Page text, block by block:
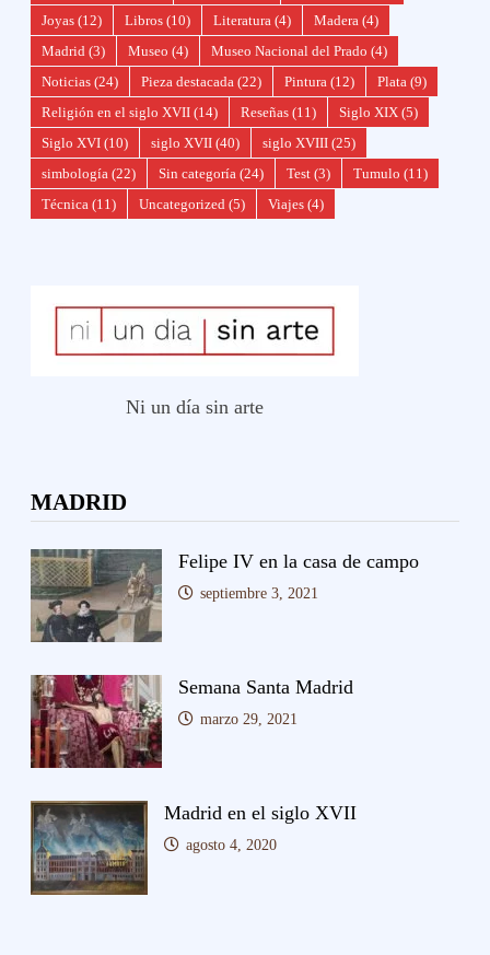
Joyas (12) Libros (10) Literatura (4) Madera (4)
Madrid (3) Museo (4) Museo Nacional del Prado (4)
Noticias (24) Pieza destacada (22) Pintura (12) Plata (9)
Religión en el siglo XVII (14) Reseñas (11) Siglo XIX (5)
Siglo XVI (10) siglo XVII (40) siglo XVIII (25)
simbología (22) Sin categoría (24) Test (3) Tumulo (11)
Técnica (11) Uncategorized (5) Viajes (4)
Ni un día sin arte
MADRID
Felipe IV en la casa de campo
septiembre 3, 2021
Semana Santa Madrid
marzo 29, 2021
Madrid en el siglo XVII
agosto 4, 2020